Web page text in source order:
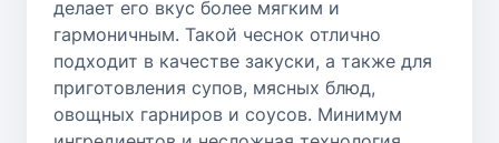
делает его вкус более мягким и
гармоничным. Такой чеснок отлично
подходит в качестве закуски, а также для
приготовления супов, мясных блюд,
овощных гарниров и соусов. Минимум